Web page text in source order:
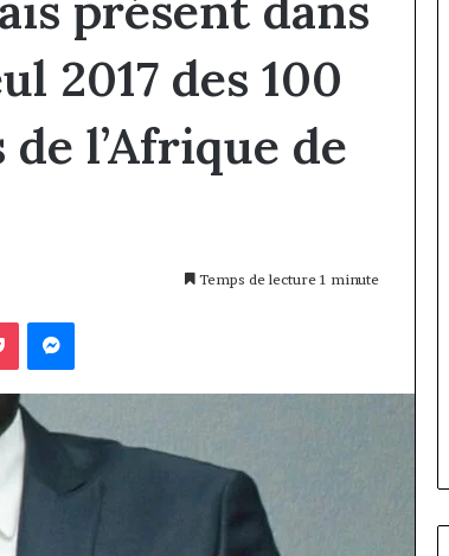
2017 des 100
l’Afrique de
Temps de lecture 1 minute
Pocket Messenger